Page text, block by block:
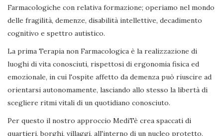
Farmacologiche con relativa formazione; operiamo nel mondo
delle fragilità, demenze, disabilità intellettive, decadimento
cognitivo e spettro autistico.
La prima Terapia non Farmacologica è la realizzazione di
luoghi di vita conosciuti, rispettosi di ergonomia fisica ed
emozionale, in cui l'ospite affetto da demenza può riuscire ad
orientarsi autonomamente, lasciando allo stesso la libertà di
scegliere ritmi vitali di un quotidiano conosciuto.
Per questo il nostro approccio MediTè crea spaccati di
quartieri, borghi, villaggi, all'interno di un nucleo protetto.